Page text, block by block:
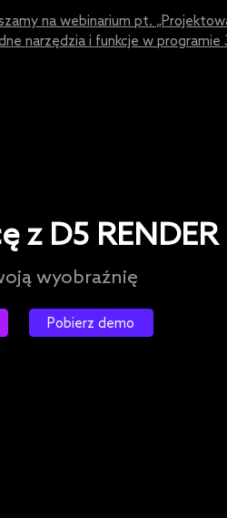
na webinarium pt.
narzędzia i funkcje w programie
z D5 RENDER
wyobraźnię
Pobierz demo